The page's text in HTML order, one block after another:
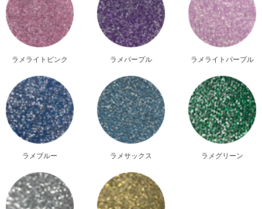
ラメライトピンク ラメパープル ラメライトパープル
ラメブルー ラメサックス ラメグリーン